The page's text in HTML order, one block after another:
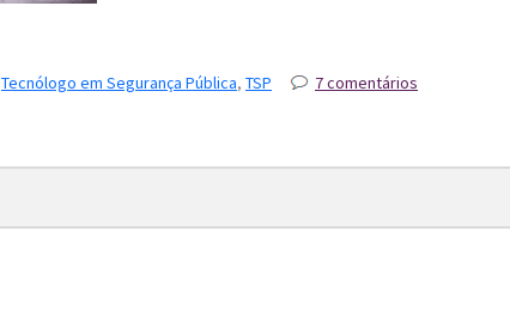
Tecnólogo em Segurança Pública, TSP 7 comentários